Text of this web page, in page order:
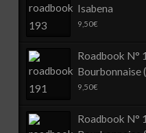
Isabena
9,50€
Roadbook N°
Bourbonnaise
9,50€
Roadbook N°